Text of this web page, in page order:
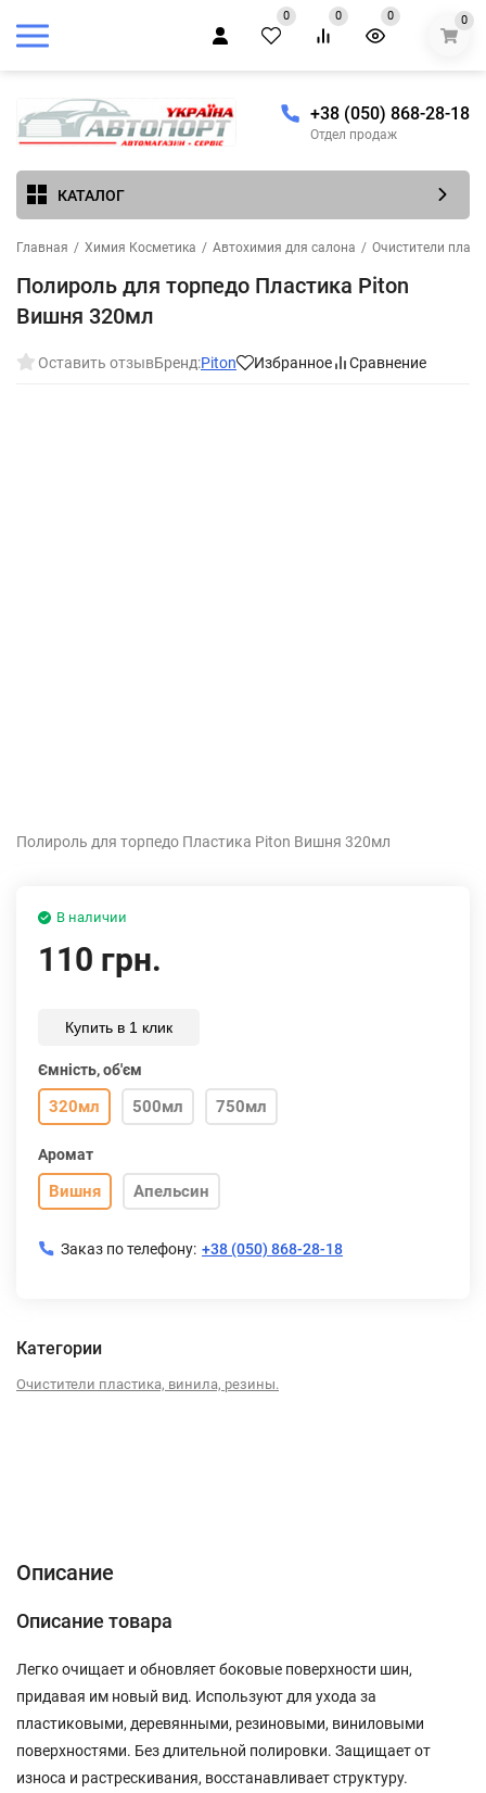
0 0 0 0
+38 (050) 868-28-18
Отдел продаж
КАТАЛОГ
Главная / Химия Косметика / Автохимия для салона / Очистители
Полироль для торпедо Пластика Piton
Вишня 320мл
Оставить отзывБренд:Piton Избранное Сравнение
Полироль для торпедо Пластика Piton Вишня 320мл
В наличии
110 грн.
Купить в 1 клик
Ємність, об'єм
320мл 500мл 750мл
Аромат
Вишня Апельсин
Заказ по телефону: +38 (050) 868-28-18
Категории
Очистители пластика, винила, резины.
Описание
Описание товара
Легко очищает и обновляет боковые поверхности шин,
придавая им новый вид. Используют для ухода за
пластиковыми, деревянными, резиновыми, виниловыми
поверхностями. Без длительной полировки. Защищает от
износа и растрескивания, восстанавливает структуру.